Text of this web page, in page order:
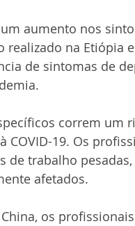
aumento nos
realizado na Etiópia
de sintomas de
correm um
COVID-19. Os
de trabalho
afetados.
os